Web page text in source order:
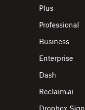
Plus
Professional
Business
Enterprise
Dash
Reclaim.ai
Dropbox Sign